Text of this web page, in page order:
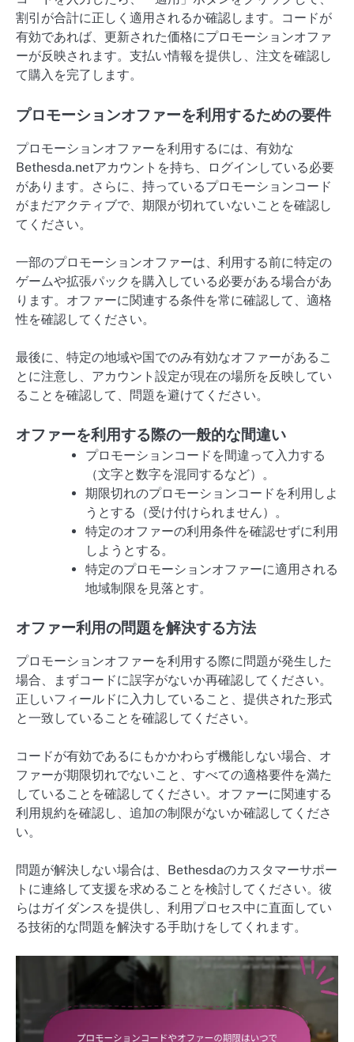
割引が合計に正しく適用されるか確認します。コードが
有効であれば、更新された価格にプロモーションオファ
ーが反映されます。支払い情報を提供し、注文を確認し
て購入を完了します。
プロモーションオファーを利用するための要件
プロモーションオファーを利用するには、有効な
Bethesda.netアカウントを持ち、ログインしている必要
があります。さらに、持っているプロモーションコード
がまだアクティブで、期限が切れていないことを確認し
てください。
一部のプロモーションオファーは、利用する前に特定の
ゲームや拡張パックを購入している必要がある場合があ
ります。オファーに関連する条件を常に確認して、適格
性を確認してください。
最後に、特定の地域や国でのみ有効なオファーがあるこ
とに注意し、アカウント設定が現在の場所を反映してい
ることを確認して、問題を避けてください。
オファーを利用する際の一般的な間違い
プロモーションコードを間違って入力する
（文字と数字を混同するなど）。
期限切れのプロモーションコードを利用しよ
うとする（受け付けられません）。
特定のオファーの利用条件を確認せずに利用
しようとする。
特定のプロモーションオファーに適用される
地域制限を見落とす。
オファー利用の問題を解決する方法
プロモーションオファーを利用する際に問題が発生した
場合、まずコードに誤字がないか再確認してください。
正しいフィールドに入力していること、提供された形式
と一致していることを確認してください。
コードが有効であるにもかかわらず機能しない場合、オ
ファーが期限切れでないこと、すべての適格要件を満た
していることを確認してください。オファーに関連する
利用規約を確認し、追加の制限がないか確認してくださ
い。
問題が解決しない場合は、Bethesdaのカスタマーサポー
トに連絡して支援を求めることを検討してください。彼
らはガイダンスを提供し、利用プロセス中に直面してい
る技術的な問題を解決する手助けをしてくれます。